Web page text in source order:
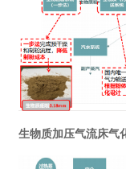
生物质加压气流床气